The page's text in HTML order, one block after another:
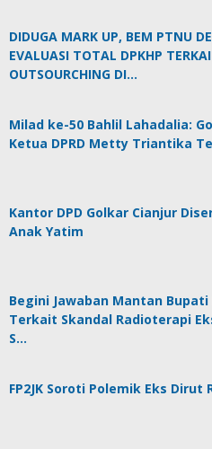
DIDUGA MARK UP, BEM PTNU
EVALUASI TOTAL DPKHP
OUTSOURCHING DI…
Milad ke-50 Bahlil Lahadalia:
Ketua DPRD Metty Triantika
Kantor DPD Golkar Cianjur
Anak Yatim
Begini Jawaban Mantan Bupati
Terkait Skandal Radioterapi
S…
FP2JK Soroti Polemik Eks Dirut